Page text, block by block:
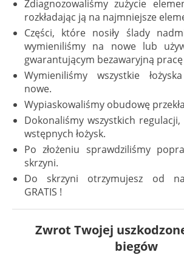
Zdiagnozowaliśmy zużycie
rozkładając ją na najmniejsze
Części, które nosiły ślady
wymieniliśmy na nowe lub
gwarantującym bezawaryjną pracę
Wymieniliśmy wszystkie
nowe.
Wypiaskowaliśmy obudowę
Dokonaliśmy wszystkich
wstępnych łożysk.
Po złożeniu sprawdziliśmy
skrzyni.
Do skrzyni otrzymujesz od
GRATIS !
Zwrot Twojej
biegów